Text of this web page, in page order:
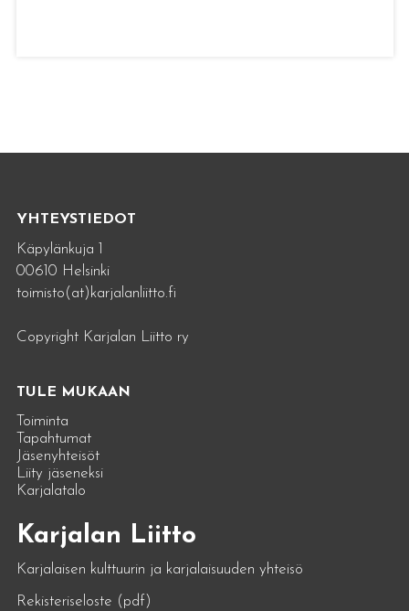
YHTEYSTIEDOT
Käpylänkuja 1
00610 Helsinki
toimisto(at)karjalanliitto.fi
Copyright Karjalan Liitto ry
TULE MUKAAN
Toiminta
Tapahtumat
Jäsenyhteisöt
Liity jäseneksi
Karjalatalo
Karjalan Liitto
Karjalaisen kulttuurin ja karjalaisuuden yhteisö
Rekisteriseloste (pdf)